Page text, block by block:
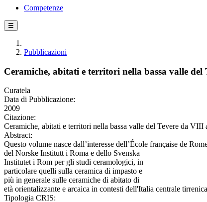
Competenze
☰
Pubblicazioni
Ceramiche, abitati e territori nella bassa valle
Curatela
Data di Pubblicazione:
2009
Citazione:
Ceramiche, abitati e territori nella bassa valle del Tevere da
Abstract:
Questo volume nasce dall’interesse dell’École française de
del Norske Institutt i Roma e dello Svenska
Institutet i Rom per gli studi ceramologici, in
particolare quelli sulla ceramica di impasto e
più in generale sulle ceramiche di abitato di
età orientalizzante e arcaica in contesti dell'Italia centrale
Tipologia CRIS: